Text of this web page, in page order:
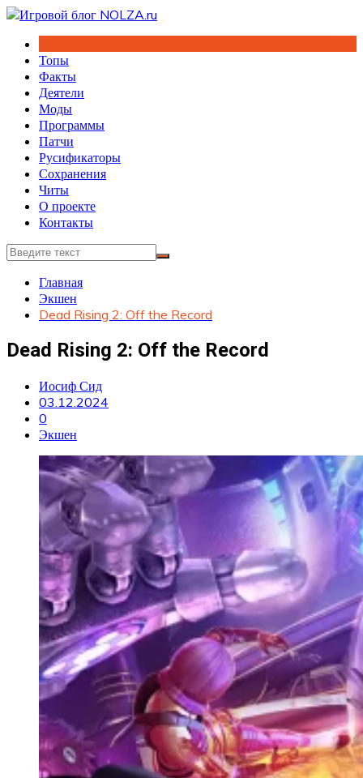
Перейти
содержимому
Топы
Факты
Деятели
Моды
Программы
Патчи
Русификаторы
Сохранения
Читы
О проекте
Контакты
Главная
Экшен
Dead Rising 2: Off the Record
Dead Rising 2: Off the Record
Иосиф Сид
03.12.2024
0
Экшен